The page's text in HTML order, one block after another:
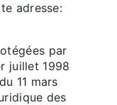
adresse:
par
juillet 1998
11 mars
des